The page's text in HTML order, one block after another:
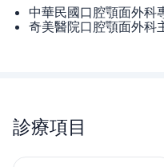
中華民國口腔顎面外科
奇美醫院口腔顎面外科
診療項目